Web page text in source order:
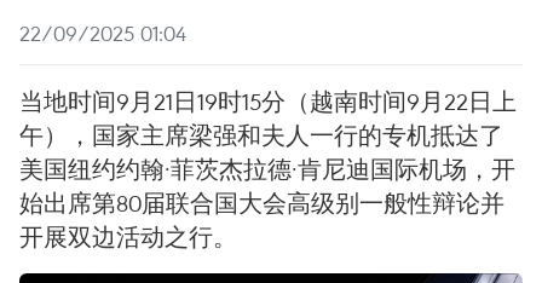
22/09/2025 01:04
当地时间9月21日19时15分（越南时间9月22日上
午），国家主席梁强和夫人一行的专机抵达了
美国纽约约翰·菲茨杰拉德·肯尼迪国际机场，开
始出席第80届联合国大会高级别一般性辩论并
开展双边活动之行。